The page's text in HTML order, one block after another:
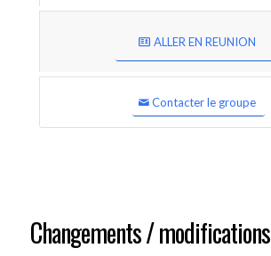
ALLER EN REUNION
Contacter le groupe
Changements / modifications